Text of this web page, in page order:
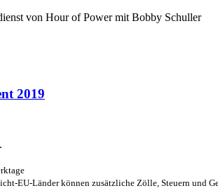
von Hour of Power mit Bobby Schuller
2019
EU-Länder können zusätzliche Zölle, Steuern und